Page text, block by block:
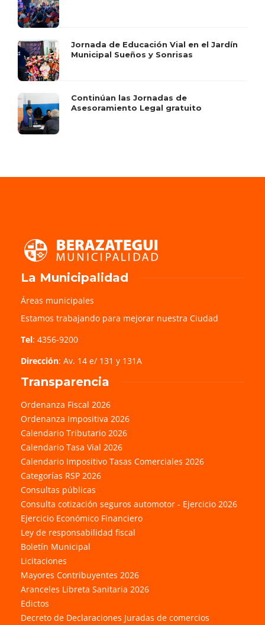
Jornada de Educación Vial en el Jardín
Municipal Sueños y Sonrisas
Continúan las Jornadas de
Asesoramiento Legal gratuito
La Municipalidad
Áreas municipales
Estamos trabajando para mejorar nuestra Ciudad
Tel: 4356-9200
Dirección: Av. 14 e/ 131 y 131A
Transparencia
Ordenanza Fiscal 2026
Ordenanza Impositiva 2026
Calendario Tributario 2026
Calendario Tasa Vial 2026
Calendario Impositivo Tasas Comerciales 2026
Categorías RSP 2026
Consultas públicas
Consulta cotización seguros automotor - Ejercicio 2026
Ejercicio Económico Financiero
Ley de responsabilidad fiscal
Boletín Municipal
Licitaciones
Mayores Contribuyentes 2026
Aranceles Libreta Sanitaria 2026
Edictos
Decreto de Declaraciones Juradas de comercios